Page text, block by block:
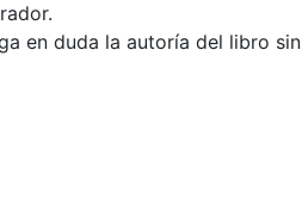
en duda la autoría del libro sin